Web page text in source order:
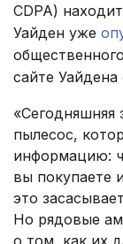
CDPA)
Уайден уже
сайте Уайдена
«Сегодняшняя
пылесос,
информацию:
вы покупаете
это
Но рядовые